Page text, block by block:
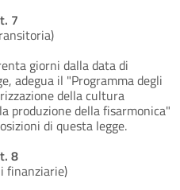
7
giorni dalla data di
adegua il "Programma degli
della cultura
produzione della fisarmonica"
di questa legge.
8
finanziarie)